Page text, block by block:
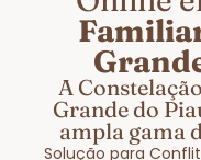
A
Grande do
ampla gama
Solução para